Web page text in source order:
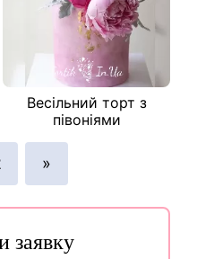
Весільний торт з
півоніями
»
заявку